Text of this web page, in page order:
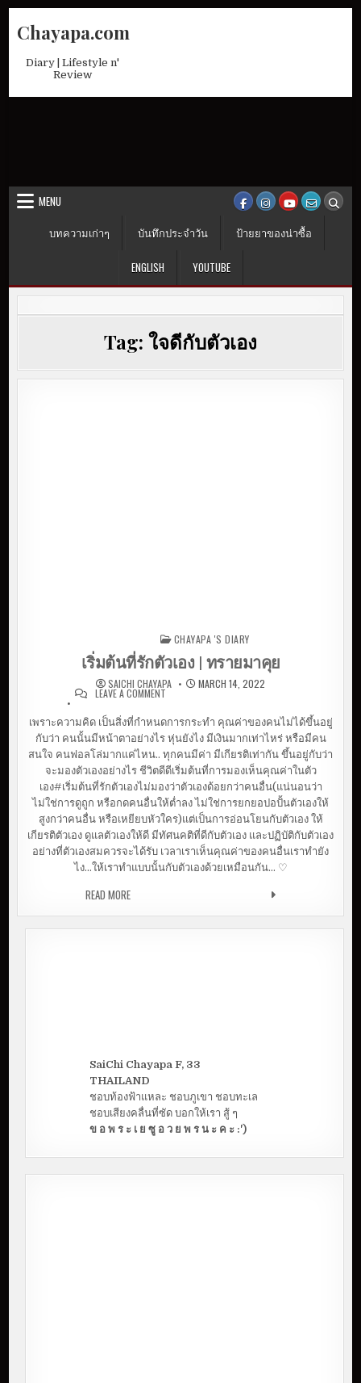
Chayapa.com
Diary | Lifestyle n'
Review
MENU
บทความเก่าๆ
บันทึกประจำวัน ป้ายยาของน่าซื้อ
ENGLISH YOUTUBE
Tag: ใจดีกับตัวเอง
CHAYAPA 'S DIARY
เริ่มต้นที่รักตัวเอง | ทรายมาคุย
SAICHI CHAYAPA MARCH 14, 2022
LEAVE A COMMENTON เริ่มต้นที่รักตัวเอง | ทรายมา
เพราะความคิด เป็นสิ่งที่กำหนดการกระทำ คุณค่าของคนไม่ได้ขึ้นอยู่
กับว่า คนนั้นมีหน้าตาอย่างไร หุ่นยังไง มีเงินมากเท่าไหร่ หรือมีคน
สนใจ คนฟอลโล่มากแค่ไหน.. ทุกคนมีค่า มีเกียรติเท่ากัน ขึ้นอยู่กับว่า
จะมองตัวเองอย่างไร ชีวิตดีดีเริ่มต้นที่การมองเห็นคุณค่าในตัว
เอง#เริ่มต้นที่รักตัวเองไม่มองว่าตัวเองด้อยกว่าคนอื่น(แน่นอนว่า
ไม่ใช่การดูถูก หรือกดคนอื่นให้ต่ำลง ไม่ใช่การยกยอปอปั้นตัวเองให้
สูงกว่าคนอื่น หรือเหยียบหัวใคร)แต่เป็นการอ่อนโยนกับตัวเอง ให้
เกียรติตัวเอง ดูแลตัวเองให้ดี มีทัศนคติที่ดีกับตัวเอง และปฏิบัติกับตัวเอง
อย่างที่ตัวเองสมควรจะได้รับ เวลาเราเห็นคุณค่าของคนอื่นเราทำยัง
ไง…ให้เราทำแบบนั้นกับตัวเองด้วยเหมือนกัน… ♡
READ MOREเริ่มต้นที่รักตัวเอง | ทรายมาคุย
SaiChi Chayapa F, 33
THAILAND
ชอบท้องฟ้าแหละ ชอบภูเขา ชอบทะเล
ชอบเสียงคลื่นที่ซัด บอกให้เรา สู้ ๆ
ข อ พ ร ะ เ ย ซู อ ว ย พ ร น ะ ค ะ :')